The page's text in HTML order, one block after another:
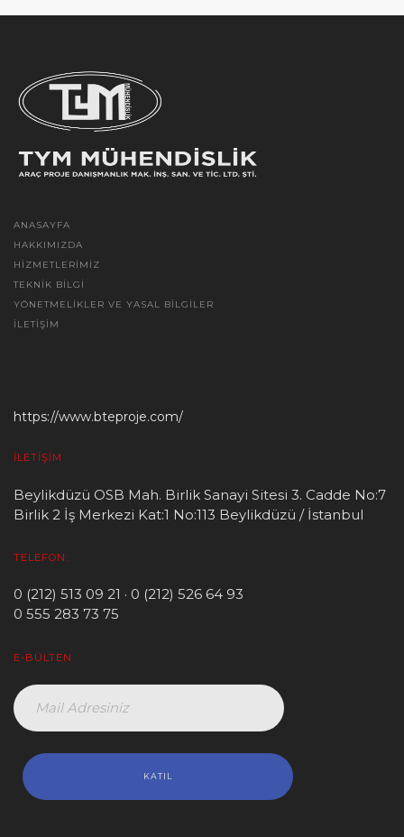
ANASAYFA
HAKKIMIZDA
HIZMETLERIMIZ
TEKNIK BILGI
YÖNETMELIKLER VE YASAL BILGILER
İLETIŞIM
https://www.bteproje.com/
İLETIŞIM
Beylikdüzü OSB Mah. Birlik Sanayi Sitesi 3. Cadde No:7
Birlik 2 İş Merkezi Kat:1 No:113 Beylikdüzü / İstanbul
TELEFON:
0 (212) 513 09 21 · 0 (212) 526 64 93
0 555 283 73 75
E-BÜLTEN